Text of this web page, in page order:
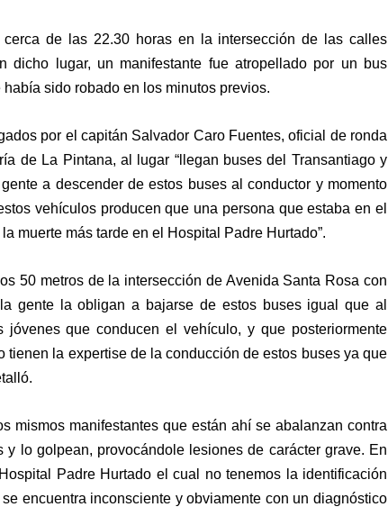
de las 22.30 horas en la intersección de las calles
dicho lugar, un manifestante fue atropellado por un bus
sido robado en los minutos previos.
por el capitán Salvador Caro Fuentes, oficial de ronda
de La Pintana, al lugar “llegan buses del Transantiago y
a descender de estos buses al conductor y momento
vehículos producen que una persona que estaba en el
muerte más tarde en el Hospital Padre Hurtado”.
50 metros de la intersección de Avenida Santa Rosa con
gente la obligan a bajarse de estos buses igual que al
jóvenes que conducen el vehículo, y que posteriormente
tienen la expertise de la conducción de estos buses ya que
mismos manifestantes que están ahí se abalanzan contra
lo golpean, provocándole lesiones de carácter grave. En
Padre Hurtado el cual no tenemos la identificación
encuentra inconsciente y obviamente con un diagnóstico